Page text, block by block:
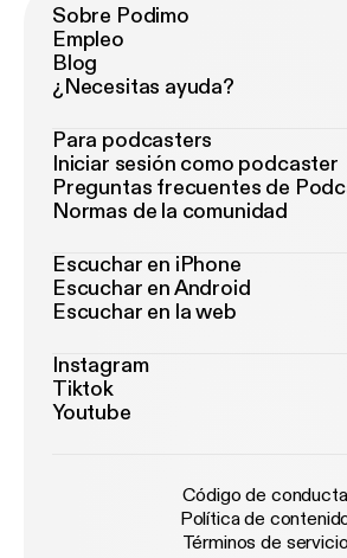
Sobre Podimo
Empleo
Blog
¿Necesitas ayuda?
Para podcasters
Iniciar sesión como podcaster
Preguntas frecuentes de
Normas de la comunidad
Escuchar en iPhone
Escuchar en Android
Escuchar en la web
Instagram
Tiktok
Youtube
Código de conducta
Política de
Términos de servicio